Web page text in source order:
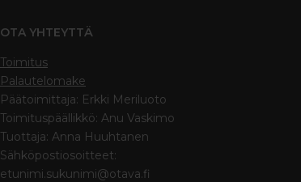
OTA YHTEYTTÄ
Toimitus
Palautelomake
Päätoimittaja: Erkki Meriluoto
Toimituspäällikkö: Anu Vaskimo
Tuottaja: Anna Huuhtanen
Sähköpostiosoitteet:
etunimi.sukunimi@otava.fi